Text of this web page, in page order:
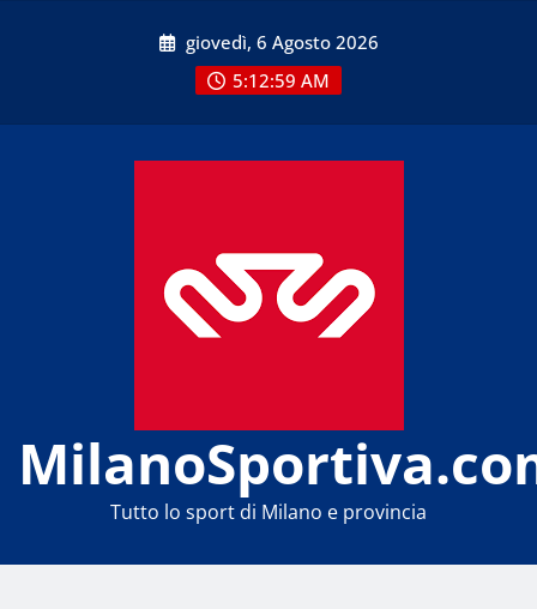
giovedì, 6 Agosto 2026
5:13:00 AM
Tutto lo sport di Milano e provincia